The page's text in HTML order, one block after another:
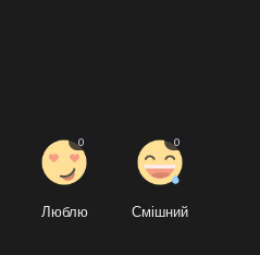
Люблю
0
Смішний
0